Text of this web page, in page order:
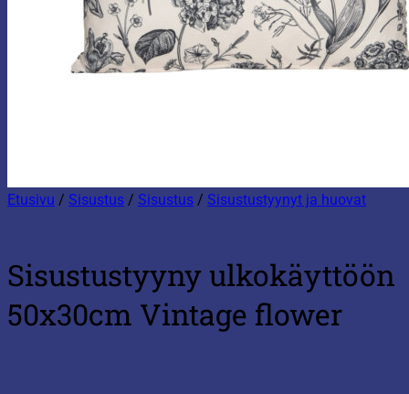
Etusivu / Sisustus / Sisustus / Sisustustyynyt ja huovat
Sisustustyyny ulkokäyttöön
50x30cm Vintage flower